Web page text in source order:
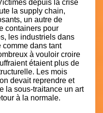
depuis la crise
la supply chain,
un autre de
containers pour
les industriels dans
comme dans tant
à vouloir croire
étaient plus de
Les mois
devait reprendre et
la sous-traitance un art
à la normale.